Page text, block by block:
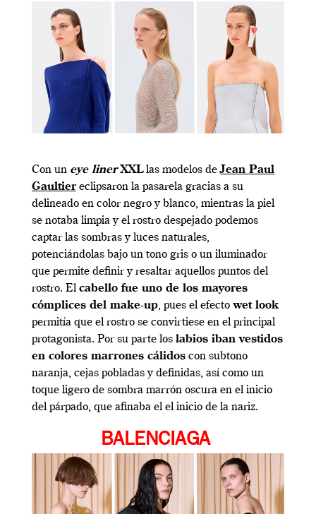
Con un eye linerXXLlas modelos deJean Paul
Gaultiereclipsaron la pasarela gracias a su
delineado en color negro y blanco, mientras la piel
se notaba limpia y el rostro despejado podemos
captar las sombras y luces naturales,
potenciándolas bajo un tono gris o un iluminador
que permite definir y resaltar aquellos puntos del
rostro. El cabello fue uno de los mayores
cómplices del make-up, pues el efecto wet look
permitía que el rostro se convirtiese en el principal
protagonista. Por su parte los labios iban vestidos
en colores marrones cálidos con subtono
naranja, cejas pobladas y definidas, así como un
toque ligero de sombra marrón oscura en el inicio
del párpado, que afinaba el el inicio de la nariz.
BALENCIAGA